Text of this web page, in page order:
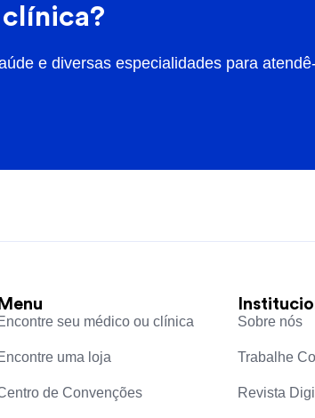
clínica?
e diversas especialidades para
Menu
seu médico ou clínica
uma loja
de Convenções
Sobre nós
Trabalhe
Revista